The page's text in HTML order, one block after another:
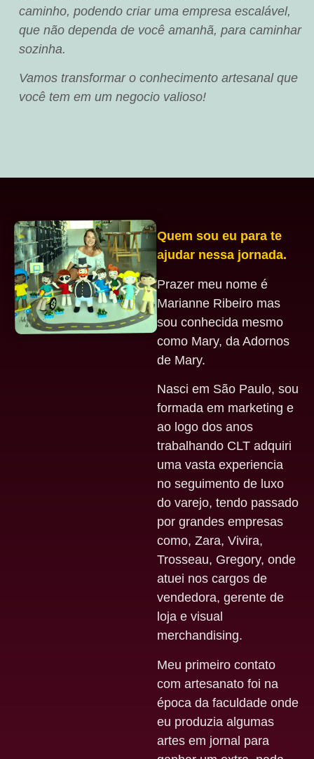
caminho, podendo criar uma empresa escalável,
que não dependa de você amanhã, para caminhar
sozinha.
Vamos transformar o conhecimento artesanal que
você tem em um negocio valioso!
Quem sou eu para te
ajudar nessa jornada.
Prazer meu nome é
Marianne Ribeiro mas
sou conhecida mesmo
como Mary, da Adornos
de Mary.
Nasci em São Paulo, sou
formada em marketing e
ao logo dos anos
trabalhando CLT adquiri
uma vasta experiencia
no seguimento de luxo
do varejo, tendo passado
por grandes empresas
como, Zara, Vivira,
Trosseau, Gregory, onde
atuei nos cargos de
vendedora, gerente de
loja e visual
merchandising.
Meu primeiro contato
com artesanato foi na
época da faculdade onde
eu produzia algumas
artes em jornal para